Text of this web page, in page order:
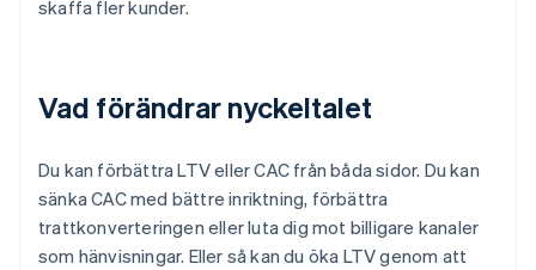
skaffa fler kunder.
Vad förändrar nyckeltalet
Du kan förbättra LTV eller CAC från båda sidor. Du kan
sänka CAC med bättre inriktning, förbättra
trattkonverteringen eller luta dig mot billigare kanaler
som hänvisningar. Eller så kan du öka LTV genom att